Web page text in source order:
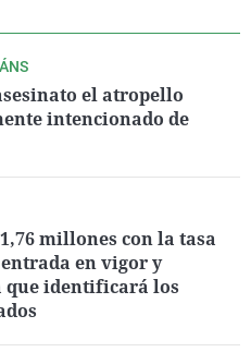
el atropello
intencionado de
millones con la tasa
en vigor y
que identificará los